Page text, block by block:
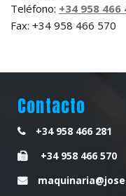
Teléfono: +34 958 466
Fax: +34 958 466 570
Contacto
+34 958 466 281
+34 958 466 570